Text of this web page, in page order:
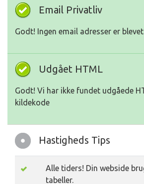
Email Privatliv
Godt! Ingen email adresser er
Udgået HTML
Godt! Vi har ikke fundet udgåede
kildekode
Hastigheds Tips
Alle tiders! Din webside
tabeller.